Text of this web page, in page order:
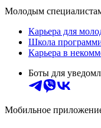
Молодым
Карьера для
Школа
Карьера в
Боты для
Мобильное